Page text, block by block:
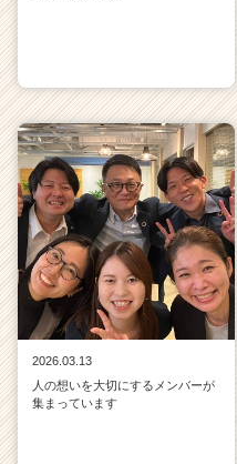
2026.03.13
人の想いを大切にするメンバーが
集まっています